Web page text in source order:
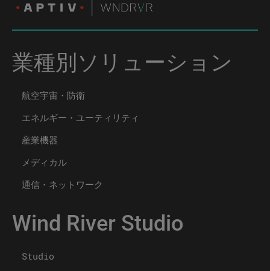
業種別ソリューション
航空宇宙・防衛
エネルギー・ユーティリティ
産業機器
メディカル
通信・ネットワーク
Wind River Studio
Studio